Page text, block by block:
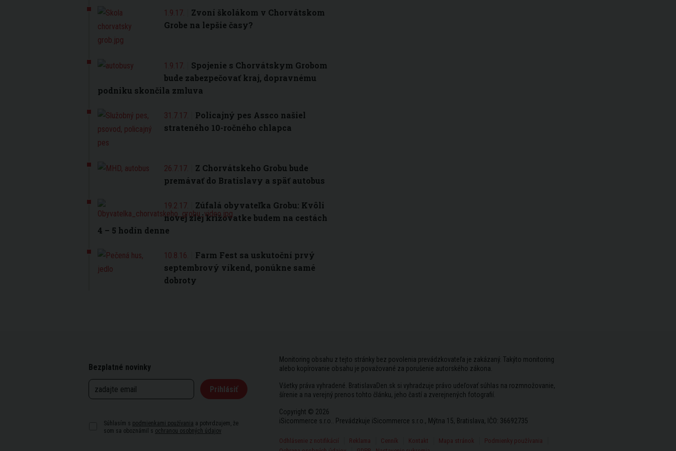
1.9.17.
Zvoní školákom v Chorvátskom
Grobe na lepšie časy?
1.9.17.
Spojenie s Chorvátskym Grobom
bude zabezpečovať kraj, dopravnému
podniku skončila zmluva
31.7.17.
Policajný pes Assco našiel
strateného 10-ročného chlapca
26.7.17.
Z Chorvátskeho Grobu bude
premávať do Bratislavy a späť autobus
19.2.17.
Zúfalá obyvateľka Grobu: Kvôli
novej zlej križovatke budem na cestách
4 – 5 hodín denne
10.8.16.
Farm Fest sa uskutoční prvý
septembrový víkend, ponúkne samé
dobroty
Bezplatné novinky
Prihlásiť
Súhlasím s podmienkami používania a potvrdzujem, že
som sa oboznámil s ochranou osobných údajov
Monitoring obsahu z tejto stránky bez povolenia prevádzkovateľa je zakázaný. Takýto monitoring
alebo kopírovanie obsahu je považované za porušenie autorského zákona.
Všetky práva vyhradené. BratislavaDen.sk si vyhradzuje právo udeľovať súhlas na rozmnožovanie,
šírenie a na verejný prenos tohto článku, jeho častí a zverejnených fotografií.
Copyright © 2026
iSicommerce s.r.o.. Prevádzkuje iSicommerce s.r.o., Mýtna 15, Bratislava, IČO: 36692735
Odhlásenie z notifikácií Reklama Cenník Kontakt Mapa stránok
Podmienky používania